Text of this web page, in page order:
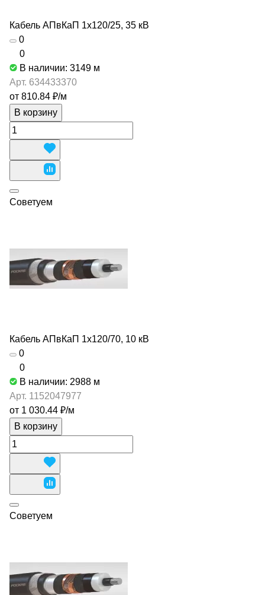
Кабель АПвКаП 1х120/25, 35 кВ
0
0
В наличии: 3149 м
Арт. 634433370
от 810.84 ₽/м
В корзину
Советуем
Кабель АПвКаП 1х120/70, 10 кВ
0
0
В наличии: 2988 м
Арт. 1152047977
от 1 030.44 ₽/м
В корзину
Советуем